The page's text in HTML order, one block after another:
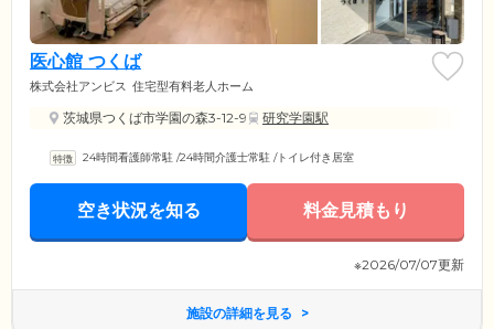
医心館 つくば
株式会社アンビス 住宅型有料老人ホーム
茨城県つくば市学園の森3-12-9 研究学園駅
24時間看護師常駐 /24時間介護士常駐 /トイレ付き居室
空き状況を知る 料金見積もり
※2026/07/07更新
施設の詳細を見る